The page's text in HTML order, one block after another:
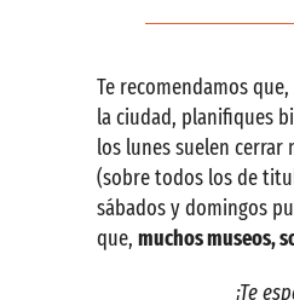
Te recomendamos
la ciudad, planifiques
los lunes suelen cerrar
(sobre todos los de
sábados y domingos
que, muchos museos,
¡Te